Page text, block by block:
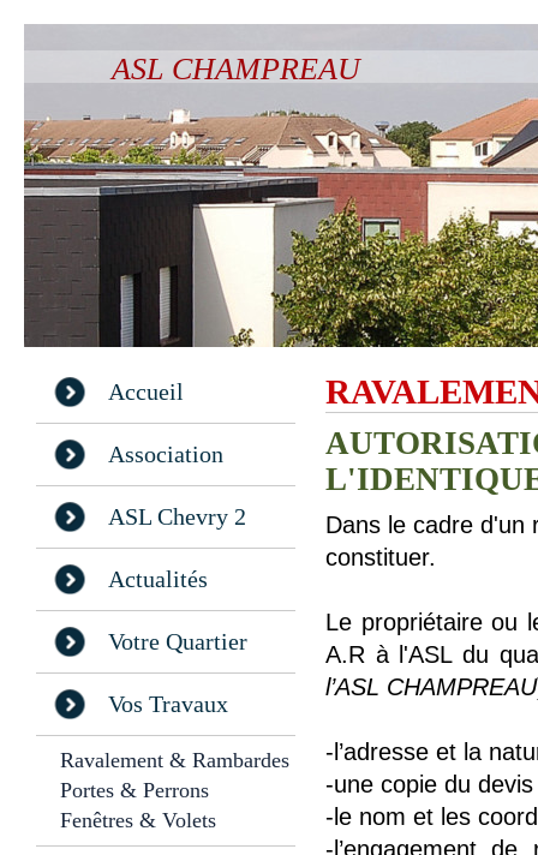
ASL CHAMPREAU
Accueil
Association
ASL Chevry 2
Actualités
Votre Quartier
Vos Travaux
Ravalement & Rambardes
Portes & Perrons
Fenêtres & Volets
Dans le cadre d'un
constituer.
Le propriétaire ou
A.R à l'ASL du
l’ASL CHAMPREAU
-l’adresse et la
-une copie du
-le nom et les
-l’engagement